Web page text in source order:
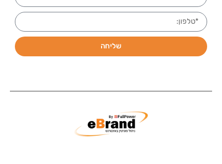
שליחה